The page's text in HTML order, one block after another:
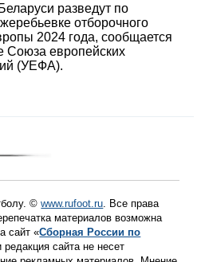
разведут по
отборочного
2024 года, сообщается
Союза европейских
(УЕФА).
©www.rufoot.ru. Все права
материалов возможна
сайт «Сборная России по
сайта не несет